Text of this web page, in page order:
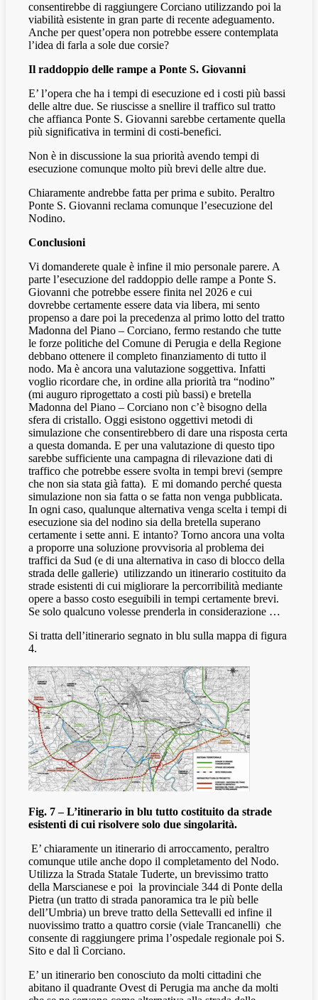
consentirebbe di raggiungere Corciano utilizzando poi la
viabilità esistente in gran parte di recente adeguamento.
Anche per quest’opera non potrebbe essere contemplata
l’idea di farla a sole due corsie?
Il raddoppio delle rampe a Ponte S. Giovanni
E’ l’opera che ha i tempi di esecuzione ed i costi più bassi
delle altre due. Se riuscisse a snellire il traffico sul tratto
che affianca Ponte S. Giovanni sarebbe certamente quella
più significativa in termini di costi-benefici.
Non è in discussione la sua priorità avendo tempi di
esecuzione comunque molto più brevi delle altre due.
Chiaramente andrebbe fatta per prima e subito. Peraltro
Ponte S. Giovanni reclama comunque l’esecuzione del
Nodino.
Conclusioni
Vi domanderete quale è infine il mio personale parere. A
parte l’esecuzione del raddoppio delle rampe a Ponte S.
Giovanni che potrebbe essere finita nel 2026 e cui
dovrebbe certamente essere data via libera, mi sento
propenso a dare poi la precedenza al primo lotto del tratto
Madonna del Piano – Corciano, fermo restando che tutte
le forze politiche del Comune di Perugia e della Regione
debbano ottenere il completo finanziamento di tutto il
nodo. Ma è ancora una valutazione soggettiva. Infatti
voglio ricordare che, in ordine alla priorità tra “nodino”
(mi auguro riprogettato a costi più bassi) e bretella
Madonna del Piano – Corciano non c’è bisogno della
sfera di cristallo. Oggi esistono oggettivi metodi di
simulazione che consentirebbero di dare una risposta certa
a questa domanda. E per una valutazione di questo tipo
sarebbe sufficiente una campagna di rilevazione dati di
traffico che potrebbe essere svolta in tempi brevi (sempre
che non sia stata già fatta). E mi domando perché questa
simulazione non sia fatta o se fatta non venga pubblicata.
In ogni caso, qualunque alternativa venga scelta i tempi di
esecuzione sia del nodino sia della bretella superano
certamente i sette anni. E intanto? Torno ancora una volta
a proporre una soluzione provvisoria al problema dei
traffici da Sud (e di una alternativa in caso di blocco della
strada delle gallerie) utilizzando un itinerario costituito da
strade esistenti di cui migliorare la percorribilità mediante
opere a basso costo eseguibili in tempi certamente brevi.
Se solo qualcuno volesse prenderla in considerazione …
Si tratta dell’itinerario segnato in blu sulla mappa di figura
4.
Fig. 7 – L’itinerario in blu tutto costituito da strade
esistenti di cui risolvere solo due singolarità.
E’ chiaramente un itinerario di arroccamento, peraltro
comunque utile anche dopo il completamento del Nodo.
Utilizza la Strada Statale Tuderte, un brevissimo tratto
della Marscianese e poi la provinciale 344 di Ponte della
Pietra (un tratto di strada panoramica tra le più belle
dell’Umbria) un breve tratto della Settevalli ed infine il
nuovissimo tratto a quattro corsie (viale Trancanelli) che
consente di raggiungere prima l’ospedale regionale poi S.
Sito e dal lì Corciano.
E’ un itinerario ben conosciuto da molti cittadini che
abitano il quadrante Ovest di Perugia ma anche da molti